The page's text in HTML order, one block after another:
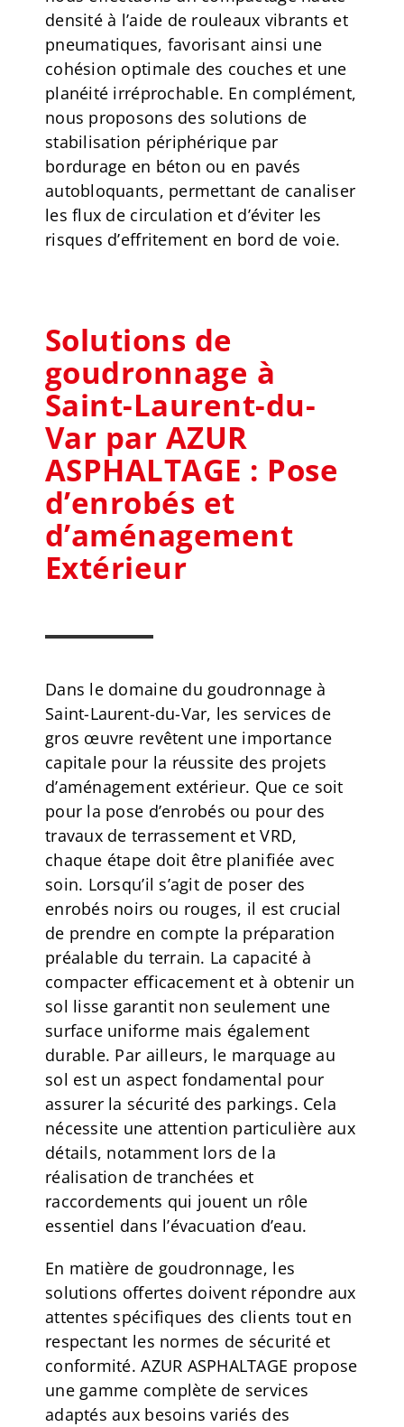
densité à l’aide de rouleaux vibrants et
pneumatiques, favorisant ainsi une
cohésion optimale des couches et une
planéité irréprochable. En complément,
nous proposons des solutions de
stabilisation périphérique par
bordurage en béton ou en pavés
autobloquants, permettant de canaliser
les flux de circulation et d’éviter les
risques d’effritement en bord de voie.
Solutions de
goudronnage à
Saint-Laurent-du-
Var par AZUR
ASPHALTAGE : Pose
d’enrobés et
d’aménagement
Extérieur
Dans le domaine du goudronnage à
Saint-Laurent-du-Var, les services de
gros œuvre revêtent une importance
capitale pour la réussite des projets
d’aménagement extérieur. Que ce soit
pour la pose d’enrobés ou pour des
travaux de terrassement et VRD,
chaque étape doit être planifiée avec
soin. Lorsqu’il s’agit de poser des
enrobés noirs ou rouges, il est crucial
de prendre en compte la préparation
préalable du terrain. La capacité à
compacter efficacement et à obtenir un
sol lisse garantit non seulement une
surface uniforme mais également
durable. Par ailleurs, le marquage au
sol est un aspect fondamental pour
assurer la sécurité des parkings. Cela
nécessite une attention particulière aux
détails, notamment lors de la
réalisation de tranchées et
raccordements qui jouent un rôle
essentiel dans l’évacuation d’eau.
En matière de goudronnage, les
solutions offertes doivent répondre aux
attentes spécifiques des clients tout en
respectant les normes de sécurité et
conformité. AZUR ASPHALTAGE propose
une gamme complète de services
adaptés aux besoins variés des